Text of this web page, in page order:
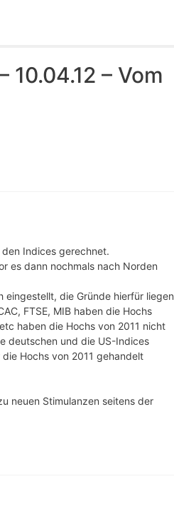
– Vom
Indices gerechnet.
es dann nochmals nach Norden
eingestellt, die Gründe hierfür liegen
FTSE, MIB haben die Hochs
haben die Hochs von 2011 nicht
deutschen und die US-Indices
Hochs von 2011 gehandelt
neuen Stimulanzen seitens der